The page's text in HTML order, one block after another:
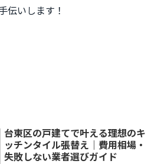
伝いします！
台東区の戸建てで叶える理想のキ
ッチンタイル張替え｜費用相場・
失敗しない業者選びガイド